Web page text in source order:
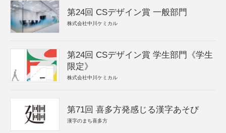
第24回 CSデザイン賞 一般部門
株式会社中川ケミカル
第24回 CSデザイン賞 学生部門《学生
限定》
株式会社中川ケミカル
第71回 喜多方発感じる漢字あそび
漢字のまち喜多方